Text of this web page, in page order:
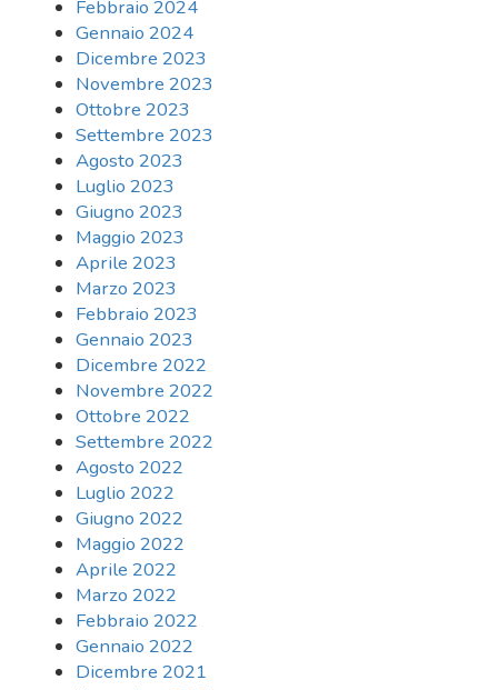
Febbraio 2024
Gennaio 2024
Dicembre 2023
Novembre 2023
Ottobre 2023
Settembre 2023
Agosto 2023
Luglio 2023
Giugno 2023
Maggio 2023
Aprile 2023
Marzo 2023
Febbraio 2023
Gennaio 2023
Dicembre 2022
Novembre 2022
Ottobre 2022
Settembre 2022
Agosto 2022
Luglio 2022
Giugno 2022
Maggio 2022
Aprile 2022
Marzo 2022
Febbraio 2022
Gennaio 2022
Dicembre 2021